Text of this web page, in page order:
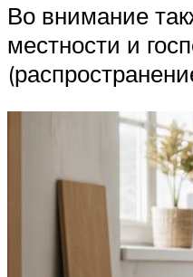
Во внимание
местности и